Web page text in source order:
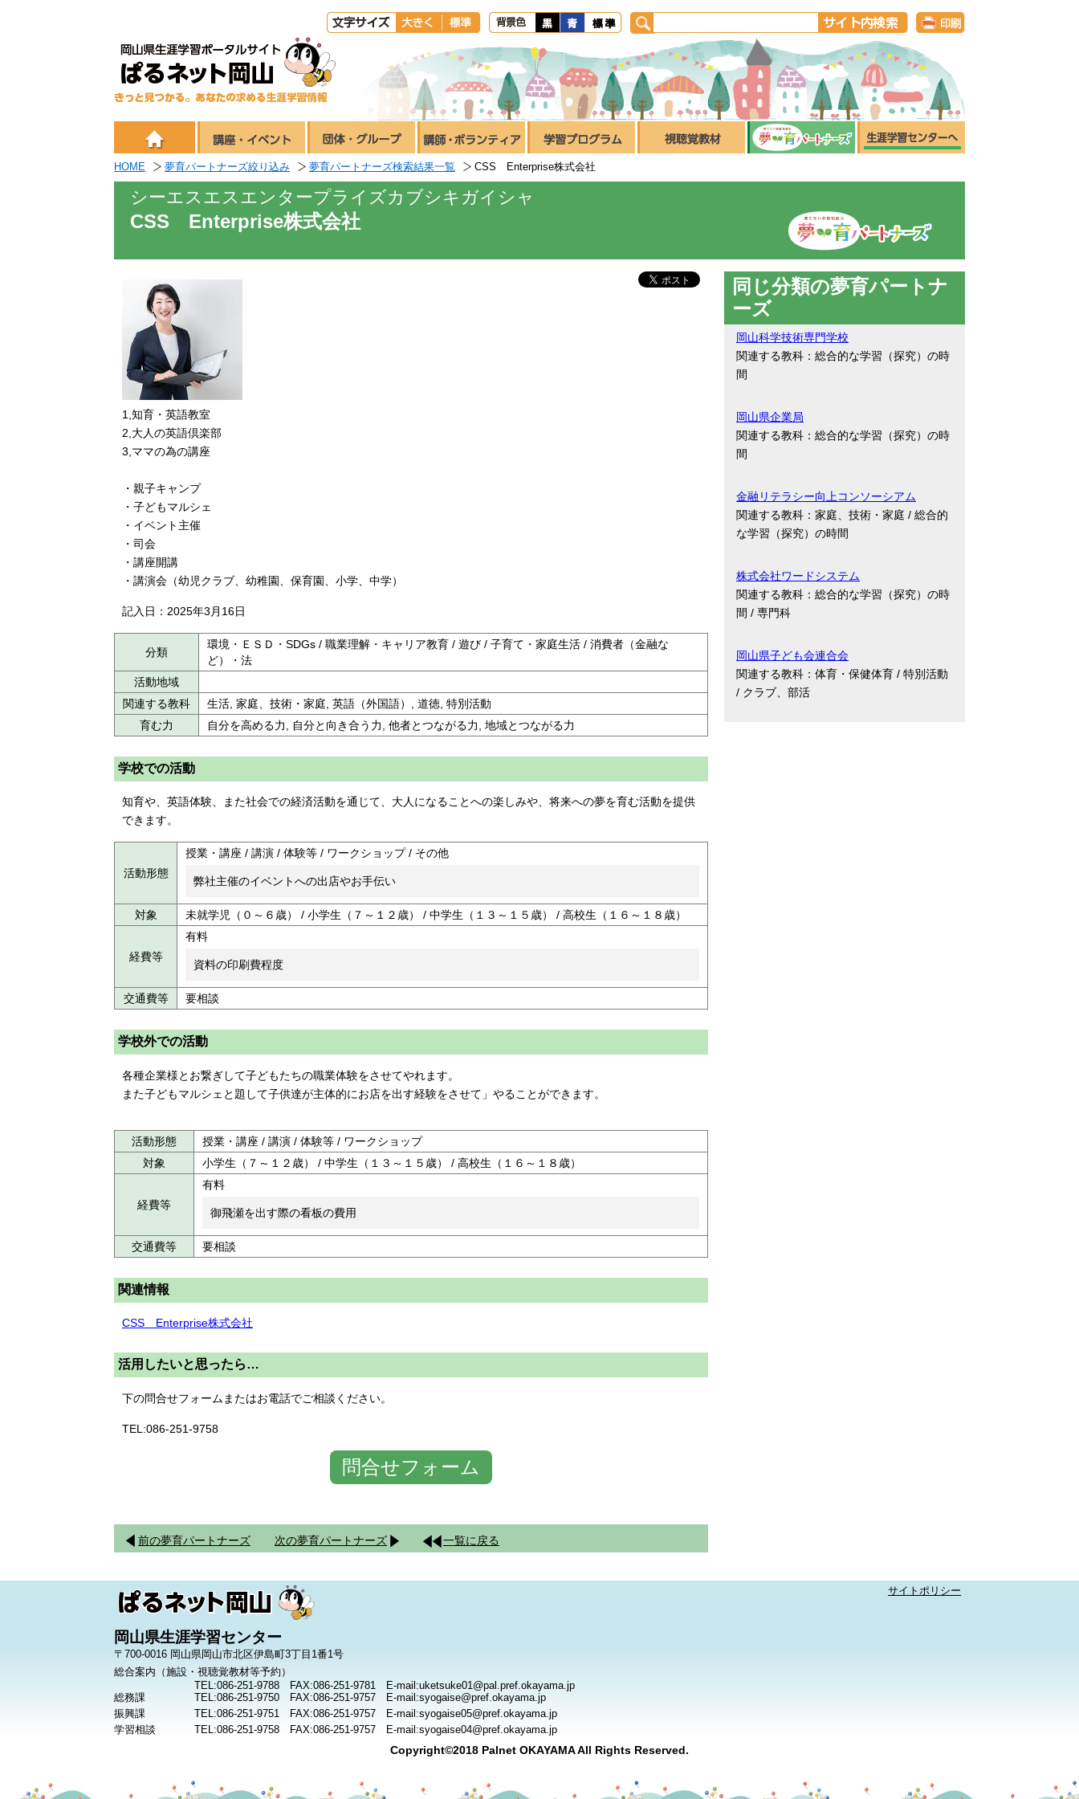
HOME 夢育パートナーズ絞り込み 夢育パートナーズ検索結果一覧 CSS Enterprise株式会社
シーエスエスエンタープライズカブシキガイシャ
CSS Enterprise株式会社
1,知育・英語教室
2,大人の英語倶楽部
3,ママの為の講座
・親子キャンプ
・子どもマルシェ
・イベント主催
・司会
・講座開講
・講演会（幼児クラブ、幼稚園、保育園、小学、中学）
記入日：2025年3月16日
分類
環境・ＥＳＤ・SDGs / 職業理解・キャリア教育 / 遊び / 子育て・家庭生活 / 消費者（金融な
ど）・法
活動地域
関連する教科
生活, 家庭、技術・家庭, 英語（外国語）, 道徳, 特別活動
育む力
自分を高める力, 自分と向き合う力, 他者とつながる力, 地域とつながる力
学校での活動
知育や、英語体験、また社会での経済活動を通じて、大人になることへの楽しみや、将来への夢を育む活動を提供
できます。
活動形態
授業・講座 / 講演 / 体験等 / ワークショップ / その他
弊社主催のイベントへの出店やお手伝い
対象 未就学児（０～６歳） / 小学生（７～１２歳） / 中学生（１３～１５歳） / 高校生（１６～１８歳）
経費等
有料
資料の印刷費程度
交通費等 要相談
学校外での活動
各種企業様とお繋ぎして子どもたちの職業体験をさせてやれます。
また子どもマルシェと題して子供達が主体的にお店を出す経験をさせて」やることができます。
活動形態
授業・講座 / 講演 / 体験等 / ワークショップ
対象
小学生（７～１２歳） / 中学生（１３～１５歳） / 高校生（１６～１８歳）
経費等
有料
御飛瀬を出す際の看板の費用
交通費等 要相談
関連情報
CSS Enterprise株式会社
活用したいと思ったら…
下の問合せフォームまたはお電話でご相談ください。
TEL:086-251-9758
問合せフォーム
前の夢育パートナーズ 次の夢育パートナーズ 一覧に戻る
同じ分類の夢育パートナ
ーズ
岡山科学技術専門学校
関連する教科：総合的な学習（探究）の時
間
岡山県企業局
関連する教科：総合的な学習（探究）の時
間
金融リテラシー向上コンソーシアム
関連する教科：家庭、技術・家庭 / 総合的
な学習（探究）の時間
株式会社ワードシステム
関連する教科：総合的な学習（探究）の時
間 / 専門科
岡山県子ども会連合会
関連する教科：体育・保健体育 / 特別活動
/ クラブ、部活
サイトポリシー
岡山県生涯学習センター
〒700-0016 岡山県岡山市北区伊島町3丁目1番1号
総合案内（施設・視聴覚教材等予約）
TEL:086-251-9788 FAX:086-251-9781 E-mail:uketsuke01@pal.pref.okayama.jp
総務課
TEL:086-251-9750 FAX:086-251-9757 E-mail:syogaise@pref.okayama.jp
振興課
TEL:086-251-9751 FAX:086-251-9757 E-mail:syogaise05@pref.okayama.jp
学習相談
TEL:086-251-9758 FAX:086-251-9757 E-mail:syogaise04@pref.okayama.jp
Copyright©2018 Palnet OKAYAMA All Rights Reserved.